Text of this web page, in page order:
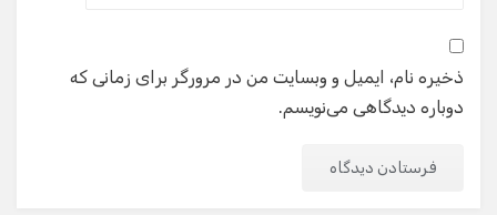
ذخیره نام، ایمیل و وبسایت من در مرورگر برای زمانی که
دوباره دیدگاهی می‌نویسم.